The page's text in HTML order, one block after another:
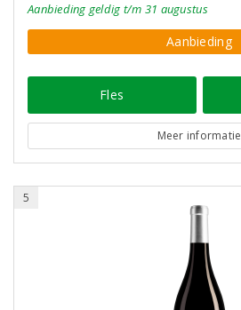
Aanbieding geldig t/m 31 augustus
Aanbieding
Fles
Meer informatie
5